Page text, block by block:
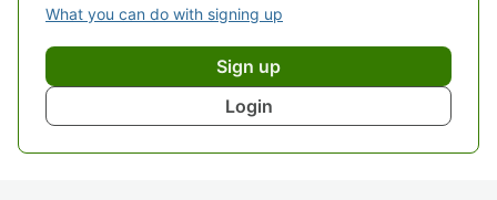
What you can do with signing up
Sign up
Login